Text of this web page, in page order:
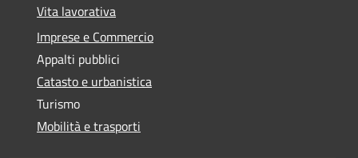
Vita lavorativa
Imprese e Commercio
Appalti pubblici
Catasto e urbanistica
Turismo
Mobilità e trasporti